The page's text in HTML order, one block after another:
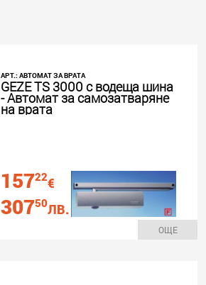
АРТ.: АВТОМАТ ЗА ВРАТА
GEZE TS 3000 с водеща шина
- Автомат за самозатваряне
на врата
15722€
30750ЛВ.
ОЩЕ